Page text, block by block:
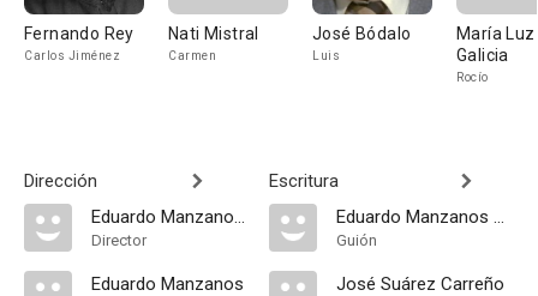
Fernando Rey
Carlos Jiménez
Nati Mistral
Carmen
José Bódalo
Luis
María Luz
Galicia
Rocío
Dirección
Eduardo Manzanos Brochero
Director
Eduardo Manzanos
Escritura
Eduardo Manzanos Brochero
Guión
José Suárez Carreño